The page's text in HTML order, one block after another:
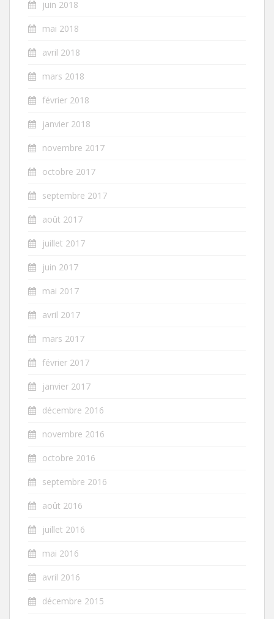
juin 2018
mai 2018
avril 2018
mars 2018
février 2018
janvier 2018
novembre 2017
octobre 2017
septembre 2017
août 2017
juillet 2017
juin 2017
mai 2017
avril 2017
mars 2017
février 2017
janvier 2017
décembre 2016
novembre 2016
octobre 2016
septembre 2016
août 2016
juillet 2016
mai 2016
avril 2016
décembre 2015